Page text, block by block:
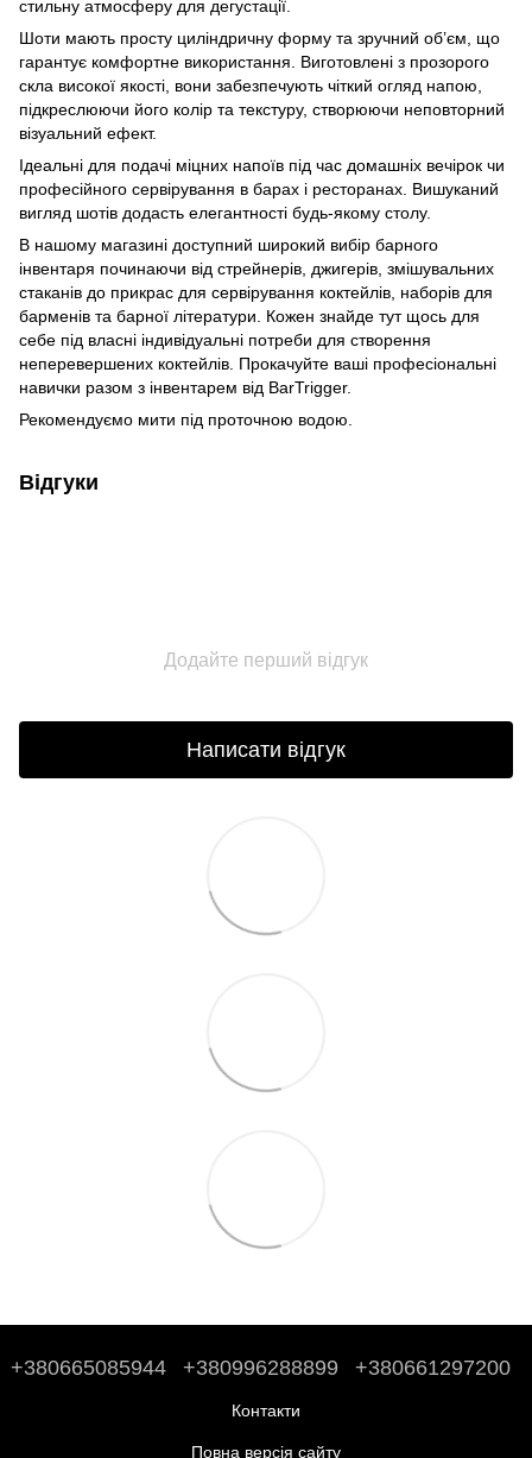
стильну атмосферу для дегустації.
Шоти мають просту циліндричну форму та зручний об’єм, що
гарантує комфортне використання. Виготовлені з прозорого
скла високої якості, вони забезпечують чіткий огляд напою,
підкреслюючи його колір та текстуру, створюючи неповторний
візуальний ефект.
Ідеальні для подачі міцних напоїв під час домашніх вечірок чи
професійного сервірування в барах і ресторанах. Вишуканий
вигляд шотів додасть елегантності будь-якому столу.
В нашому магазині доступний широкий вибір барного
інвентаря починаючи від стрейнерів, джигерів, змішувальних
стаканів до прикрас для сервірування коктейлів, наборів для
барменів та барної літератури. Кожен знайде тут щось для
себе під власні індивідуальні потреби для створення
неперевершених коктейлів. Прокачуйте ваші професіональні
навички разом з інвентарем від BarTrigger.
Рекомендуємо мити під проточною водою.
Відгуки
Додайте перший відгук
Написати відгук
+380665085944 +380996288899 +380661297200
Контакти
Повна версія сайту